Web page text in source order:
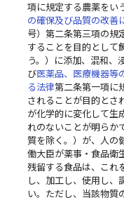
項に規定する農薬をい
の確保及び品質の改善
号）第二条第三項の規
することを目的として
う。）に添加、混和、
び医薬品、医療機器等
る法律第二条第一項に
されることが目的とさ
が化学的に変化して生
れのないことが明らか
質を除く。）が、人の
働大臣が薬事・食品衛
残留する食品は、これ
し、加工し、使用し、
い。ただし、当該物質